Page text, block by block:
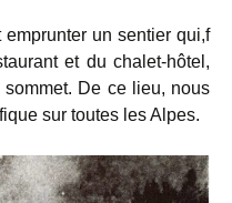
un sentier qui,f
et du chalet-hôtel,
De ce lieu, nous
sur toutes les Alpes.